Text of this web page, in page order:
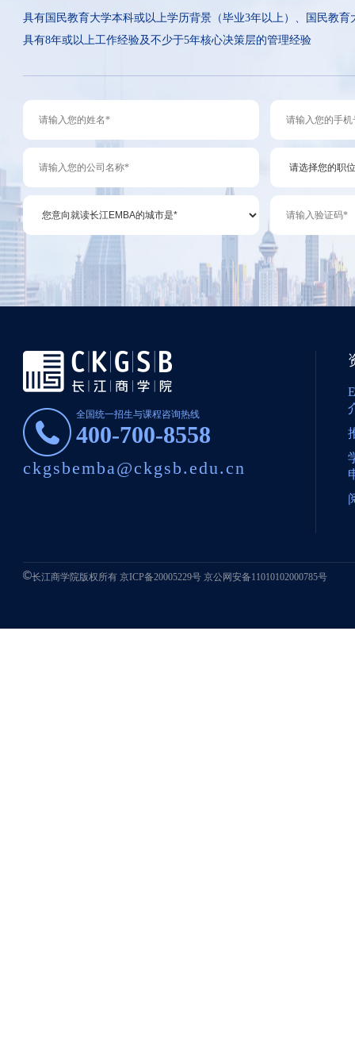
具有国民教育大学本科或以上学历背景（毕业3年以上）、国民教
具有8年或以上工作经验及不少于5年核心决策层的管理经验
全国统一招生与课程咨询热线
400-700-8558
ckgsbemba@ckgsb.edu.cn
长江商学院版权所有京ICP备20005229号 京公网安备11010102000785号